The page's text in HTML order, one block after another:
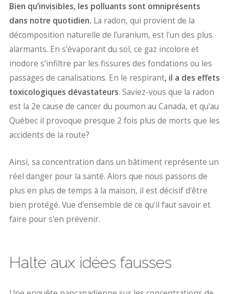
Bien qu’invisibles, les polluants sont omniprésents
dans notre quotidien. La radon, qui provient de la
décomposition naturelle de l’uranium, est l'un des plus
alarmants. En s’évaporant du sol, ce gaz incolore et
inodore s’infiltre par les fissures des fondations ou les
passages de canalisations. En le respirant, il a des effets
toxicologiques dévastateurs. Saviez-vous que la radon
est la 2e cause de cancer du poumon au Canada, et qu'au
Québec il provoque presque 2 fois plus de morts que les
accidents de la route?
Ainsi, sa concentration dans un bâtiment représente un
réel danger pour la santé. Alors que nous passons de
plus en plus de temps à la maison, il est décisif d'être
bien protégé. Vue d'ensemble de ce qu'il faut savoir et
faire pour s'en prévenir.
Halte aux idées fausses